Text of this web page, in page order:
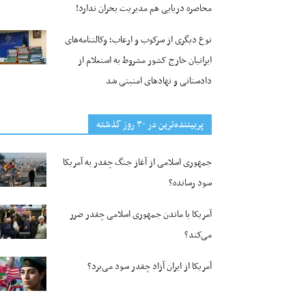
محاصره دریایی هم مدیریت بحران ندارد!
نوع دیگری از سرکوب و ارعاب؛ وکالتنامه‌های
ایرانیان خارج کشور مشروط به استعلام از
دادستانی و نهادهای امنیتی شد
پربیننده‌ترین‌ در ۳۰ روز گذشته
جمهوری اسلامی از آغاز جنگ چقدر به آمریکا
سود رسانده؟
آمریکا با ماندن جمهوری اسلامی چقدر ضرر
می‌کند؟
آمریکا از ایران آزاد چقدر سود می‌برد؟